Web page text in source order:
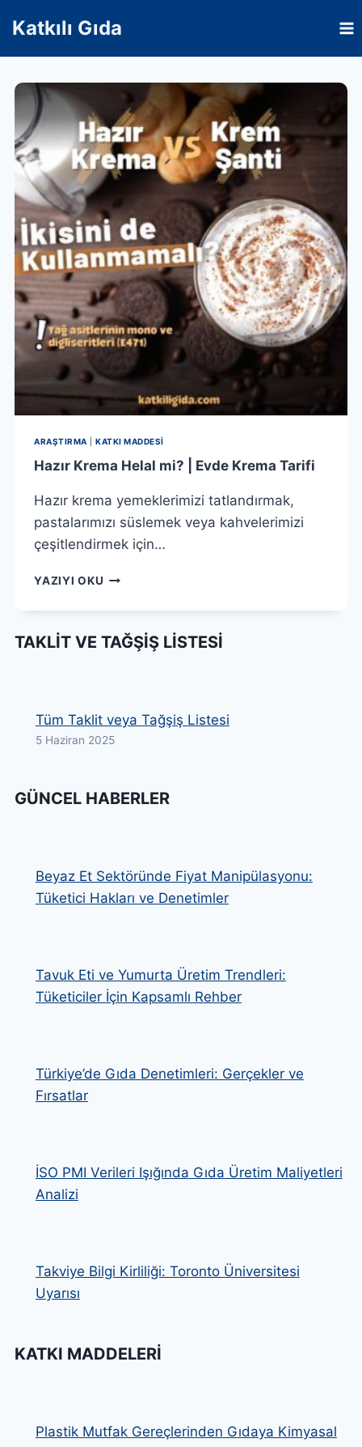
content
Katkılı Gıda
ARAŞTIRMA |KATKI MADDESI
Hazır Krema Helal mi? | Evde Krema Tarifi
Hazır krema yemeklerimizi tatlandırmak,
pastalarımızı süslemek veya kahvelerimizi
çeşitlendirmek için…
YAZIYI OKU HAZIR
HELAL
|
TAKLIT VE TAĞŞIŞ LISTESI
Tüm Taklit veya Tağşiş Listesi
5 Haziran 2025
GÜNCEL HABERLER
Beyaz Et Sektöründe Fiyat Manipülasyonu:
Tüketici Hakları ve Denetimler
Tavuk Eti ve Yumurta Üretim Trendleri:
Tüketiciler İçin Kapsamlı Rehber
Türkiye’de Gıda Denetimleri: Gerçekler ve
Fırsatlar
İSO PMI Verileri Işığında Gıda Üretim Maliyetleri
Analizi
Takviye Bilgi Kirliliği: Toronto Üniversitesi
Uyarısı
KATKI MADDELERI
Plastik Mutfak Gereçlerinden Gıdaya Kimyasal